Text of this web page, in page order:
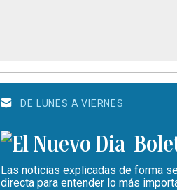
DE LUNES A VIERNES
Las noticias explicadas de forma
directa para entender lo más